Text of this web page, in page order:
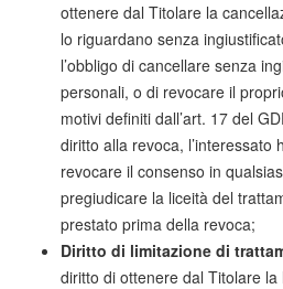
ottenere dal Titolare la
lo riguardano senza
l’obbligo di cancellare senza
personali, o di revocare il
motivi definiti dall’art. 17 del
diritto alla revoca, l’interessato
revocare il consenso in
pregiudicare la liceità del
prestato prima della revoca;
Diritto di limitazione di
diritto di ottenere dal Titolare